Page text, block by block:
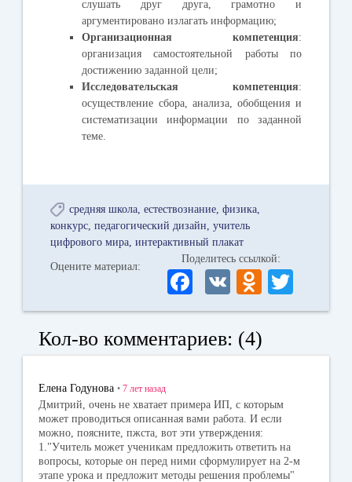
слушать друг друга, грамотно и
аргументировано излагать информацию;
Организационная компетенция:
организация самостоятельной работы по
достижению заданной цели;
Исследовательская компетенция:
осуществление сбора, анализа, обобщения и
систематизации информации по заданной
теме.
средняя школа естествознание физика
конкурс педагогический дизайн
учитель
цифрового мира интерактивный плакат
Оцените материал:
Поделитесь ссылкой:
Fa
ce
bo
ok
V
K
O
dn
la
ni
ki
wi
r
Кол-во комментариев: (4)
Елена Годунова • 7 лет назад
Дмитрий, очень не хватает примера ИП, с которым
может проводиться описанная вами работа. И если
можно, поясните, пжста, вот эти утверждения:
1."Учитель может ученикам предложить ответить на
вопросы, которые он перед ними сформулирует на 2-м
этапе урока и предложит методы решения проблемы"